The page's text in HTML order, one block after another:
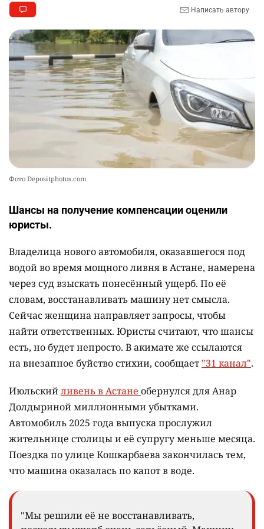
10
квартиру
2361 7 72
Написать автору
Фото Depositphotos.com
Шансы на получение компенсации оценили
юристы.
Владелица нового автомобиля, оказавшегося под
водой во время мощного ливня в Астане, намерена
через суд взыскать понесённый ущерб. По её
словам, восстанавливать машину нет смысла.
Сейчас женщина направляет запросы, чтобы
найти ответственных. Юристы считают, что шансы
есть, но будет непросто. В акимате же ссылаются
на внезапное буйство стихии, сообщает "31 канал".
Июльскийливень в Астане обернулся для Анар
Долдыриной миллионными убытками.
Автомобиль 2025 года выпуска прослужил
жительнице столицы и её супругу меньше месяца.
Поездка по улице Кошкарбаева закончилась тем,
что машина оказалась по капот в воде.
"Мы решили её не восстанавливать,